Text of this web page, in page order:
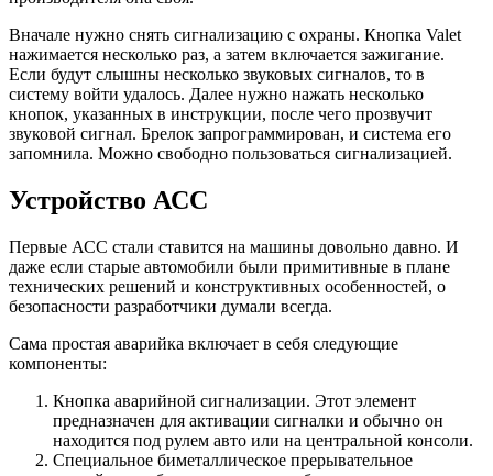
Вначале нужно снять сигнализацию с охраны. Кнопка Valet
нажимается несколько раз, а затем включается зажигание.
Если будут слышны несколько звуковых сигналов, то в
систему войти удалось. Далее нужно нажать несколько
кнопок, указанных в инструкции, после чего прозвучит
звуковой сигнал. Брелок запрограммирован, и система его
запомнила. Можно свободно пользоваться сигнализацией.
Устройство АСС
Первые АСС стали ставится на машины довольно давно. И
даже если старые автомобили были примитивные в плане
технических решений и конструктивных особенностей, о
безопасности разработчики думали всегда.
Сама простая аварийка включает в себя следующие
компоненты:
Кнопка аварийной сигнализации. Этот элемент
предназначен для активации сигналки и обычно он
находится под рулем авто или на центральной консоли.
Специальное биметаллическое прерывательное